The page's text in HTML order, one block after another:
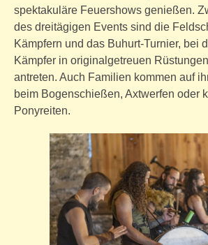
spektakuläre Feuershows genießen.
des dreitägigen Events sind die
Kämpfern und das Buhurt-Turnier, bei
Kämpfer in originalgetreuen
antreten. Auch Familien kommen auf
beim Bogenschießen, Axtwerfen oder
Ponyreiten.